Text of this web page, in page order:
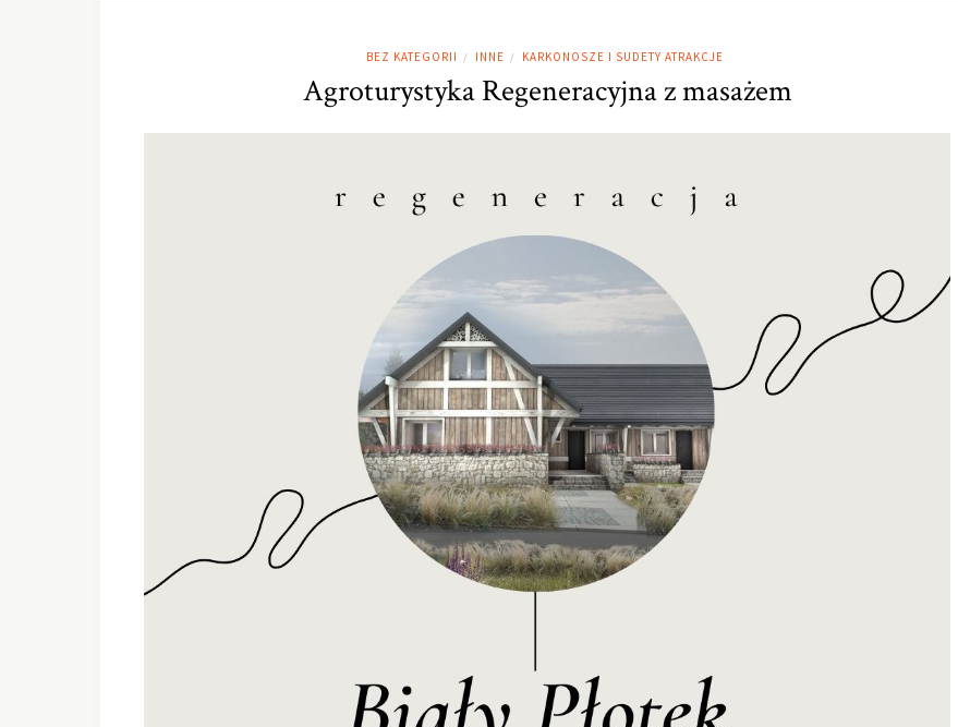
BEZ KATEGORII / INNE / KARKONOSZE I SUDETY ATRAKCJE
Agroturystyka Regeneracyjna z masażem